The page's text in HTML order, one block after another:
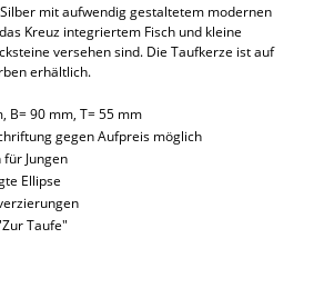
mit aufwendig gestaltetem modernen
Kreuz integriertem Fisch und kleine
versehen sind. Die Taufkerze ist auf
erhältlich.
B= 90 mm, T= 55 mm
gegen Aufpreis möglich
Jungen
Ellipse
Taufe"